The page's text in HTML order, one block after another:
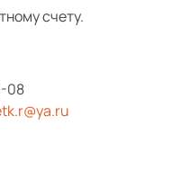
счету.
08